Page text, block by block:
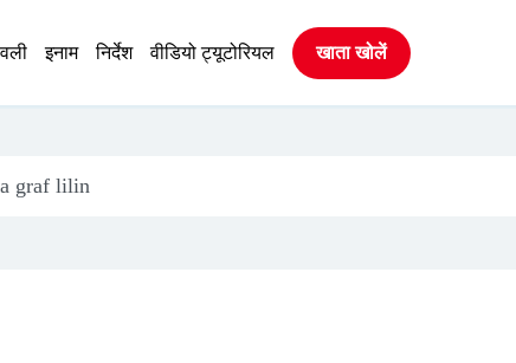
इनाम निर्देश वीडियो ट्यूटोरियल खाता खोलें